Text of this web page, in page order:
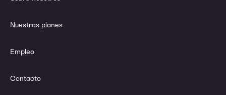
Nuestros planes
Empleo
Contacto